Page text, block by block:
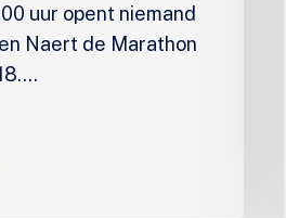
uur opent niemand
Naert de Marathon